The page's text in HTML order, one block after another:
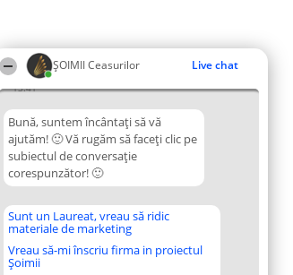
ȘOIMII Ceasurilor Live chat
13:41
Bună, suntem încântați să vă
ajutăm! 🙂 Vă rugăm să faceți clic pe
subiectul de conversație
corespunzător! 🙂
Sunt un Laureat, vreau să ridic
materiale de marketing
Vreau să-mi înscriu firma in proiectul
Șoimii